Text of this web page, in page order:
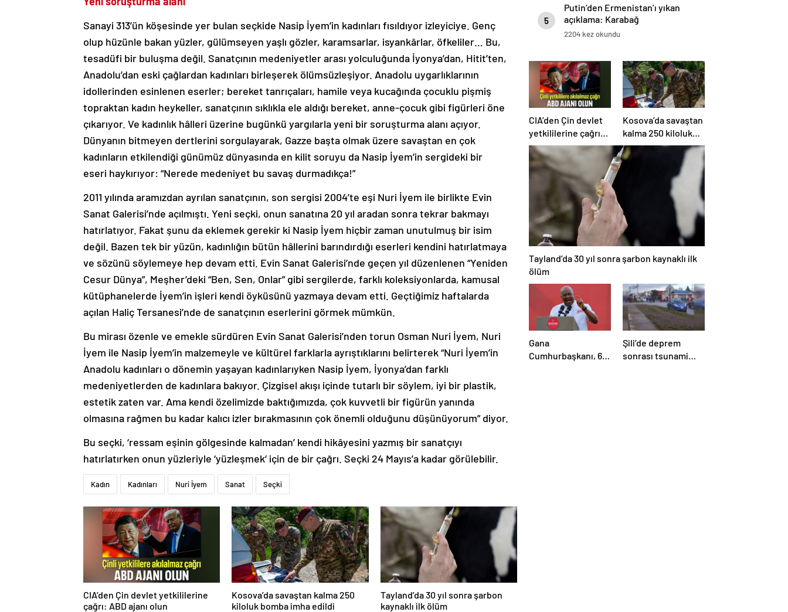
Sanayi 313’ün köşesinde yer bulan seçkide Nasip İyem’in kadınları fısıldıyor izleyiciye. Genç
olup hüzünle bakan yüzler, gülümseyen yaşlı gözler, karamsarlar, isyankârlar, öfkeliler… Bu,
tesadüfi bir buluşma değil. Sanatçının medeniyetler arası yolculuğunda İyonya’dan, Hitit’ten,
Anadolu’dan eski çağlardan kadınları birleşerek ölümsüzleşiyor. Anadolu uygarlıklarının
idollerinden esinlenen eserler; bereket tanrıçaları, hamile veya kucağında çocuklu pişmiş
topraktan kadın heykeller, sanatçının sıklıkla ele aldığı bereket, anne-çocuk gibi figürleri öne
çıkarıyor. Ve kadınlık hâlleri üzerine bugünkü yargılarla yeni bir soruşturma alanı açıyor.
Dünyanın bitmeyen dertlerini sorgulayarak, Gazze başta olmak üzere savaştan en çok
kadınların etkilendiği günümüz dünyasında en kilit soruyu da Nasip İyem’in sergideki bir
eseri haykırıyor: “Nerede medeniyet bu savaş durmadıkça!”
2011 yılında aramızdan ayrılan sanatçının, son sergisi 2004’te eşi Nuri İyem ile birlikte Evin
Sanat Galerisi’nde açılmıştı. Yeni seçki, onun sanatına 20 yıl aradan sonra tekrar bakmayı
hatırlatıyor. Fakat şunu da eklemek gerekir ki Nasip İyem hiçbir zaman unutulmuş bir isim
değil. Bazen tek bir yüzün, kadınlığın bütün hâllerini barındırdığı eserleri kendini hatırlatmaya
ve sözünü söylemeye hep devam etti. Evin Sanat Galerisi’nde geçen yıl düzenlenen “Yeniden
Cesur Dünya”, Meşher’deki “Ben, Sen, Onlar” gibi sergilerde, farklı koleksiyonlarda, kamusal
kütüphanelerde İyem’in işleri kendi öyküsünü yazmaya devam etti. Geçtiğimiz haftalarda
açılan Haliç Tersanesi’nde de sanatçının eserlerini görmek mümkün.
Bu mirası özenle ve emekle sürdüren Evin Sanat Galerisi’nden torun Osman Nuri İyem, Nuri
İyem ile Nasip İyem’in malzemeyle ve kültürel farklarla ayrıştıklarını belirterek “Nuri İyem’in
Anadolu kadınları o dönemin yaşayan kadınlarıyken Nasip İyem, İyonya’dan farklı
medeniyetlerden de kadınlara bakıyor. Çizgisel akışı içinde tutarlı bir söylem, iyi bir plastik,
estetik zaten var. Ama kendi özelimizde baktığımızda, çok kuvvetli bir figürün yanında
olmasına rağmen bu kadar kalıcı izler bırakmasının çok önemli olduğunu düşünüyorum” diyor.
Bu seçki, ‘ressam eşinin gölgesinde kalmadan’ kendi hikâyesini yazmış bir sanatçıyı
hatırlatırken onun yüzleriyle ‘yüzleşmek’ için de bir çağrı. Seçki 24 Mayıs’a kadar görülebilir.
Kadın Kadınları Nuri İyem Sanat Seçki
CIA’den Çin devlet yetkililerine
çağrı: ABD ajanı olun
Kosova’da savaştan kalma 250
kiloluk bomba imha edildi
Tayland’da 30 yıl sonra şarbon
kaynaklı ilk ölüm
5
Putin’den Ermenistan’ı yıkan
açıklama: Karabağ
Azerbaycan’ın ayrılmaz bir
2204 kez okundu
CIA’den Çin devlet
yetkililerine çağrı:
ABD ajanı olun
Kosova’da savaştan
kalma 250 kiloluk
bomba imha edildi
Tayland’da 30 yıl sonra şarbon kaynaklı ilk
ölüm
Gana
Cumhurbaşkanı, 6
Şili’de deprem
sonrası tsunami